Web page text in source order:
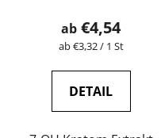
ab €4,54
Verkaufspreis:
ab €3,32 / 1 St
DETAIL